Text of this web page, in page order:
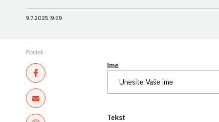
9.7.2025.|9:59
Podeli:
Ime
Tekst